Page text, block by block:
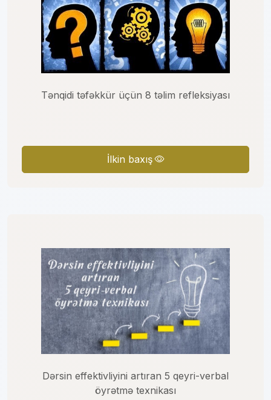
Tənqidi təfəkkür üçün 8 təlim refleksiyası
İlkin baxış
Dərsin effektivliyini artıran 5 qeyri-verbal
öyrətmə texnikası